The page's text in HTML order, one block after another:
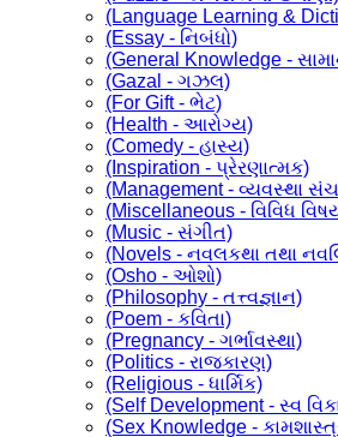
(Language Learning &
(Essay - નિબંધો)
(General Knowledge -
(Gazal - ગઝલ)
(For Gift - ભેટ)
(Health - આરોગ્ય)
(Comedy - હાસ્ય)
(Inspiration - પ્રેરણાત્મક)
(Management - વ્યવસ્થા
(Miscellaneous - વિવિધ
(Music - સંગીત)
(Novels - નવલકથા તથા
(Osho - ઓશો)
(Philosophy - તત્ત્વજ્ઞાન)
(Poem - કવિતા)
(Pregnancy - ગર્ભાવસ્થા)
(Politics - રાજકારણ)
(Religious - ધાર્મિક)
(Self Development - સ્વ
(Sex Knowledge -